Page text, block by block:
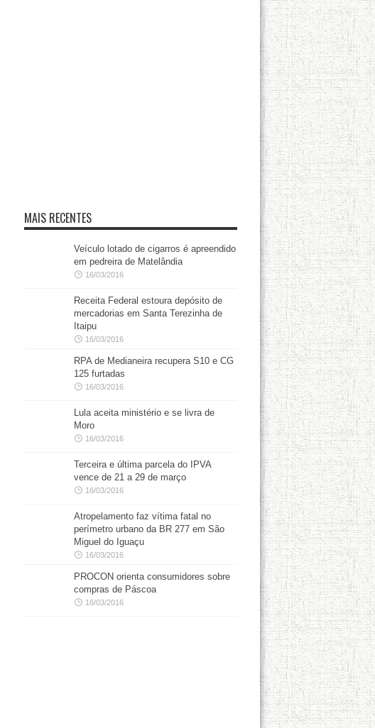
MAIS RECENTES
Veículo lotado de cigarros é apreendido
em pedreira de Matelândia
16/03/2016
Receita Federal estoura depósito de
mercadorias em Santa Terezinha de
Itaipu
16/03/2016
RPA de Medianeira recupera S10 e CG
125 furtadas
16/03/2016
Lula aceita ministério e se livra de
Moro
16/03/2016
Terceira e última parcela do IPVA
vence de 21 a 29 de março
16/03/2016
Atropelamento faz vítima fatal no
perímetro urbano da BR 277 em São
Miguel do Iguaçu
16/03/2016
PROCON orienta consumidores sobre
compras de Páscoa
16/03/2016